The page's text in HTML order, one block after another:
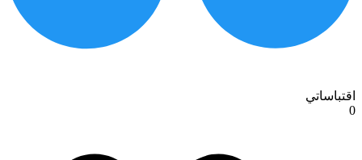
اقتباساتي
0